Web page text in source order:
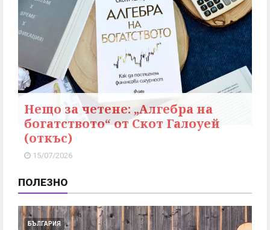
Нещо за четене: „Алгебра на
богатството“ от Скот Галоуей
(откъс)
15/07/2026
ПОЛЕЗНО
БЪЛГАРИЯ